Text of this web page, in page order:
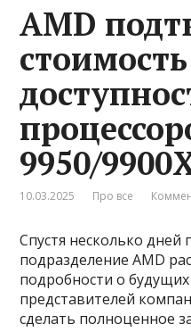
AMD
9950/
10.03.2025 Про все
Спустя несколько дней
подразделение AMD
подробности о
представителей
сделать полноценное